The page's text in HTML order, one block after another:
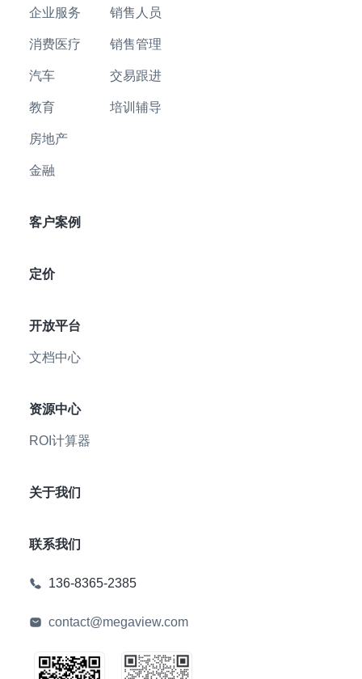
企业服务
消费医疗
汽车
教育
房地产
金融
销售人员
销售管理
交易跟进
培训辅导
客户案例
定价
开放平台
文档中心
资源中心
ROI计算器
关于我们
联系我们
136-8365-2385
contact@megaview.com